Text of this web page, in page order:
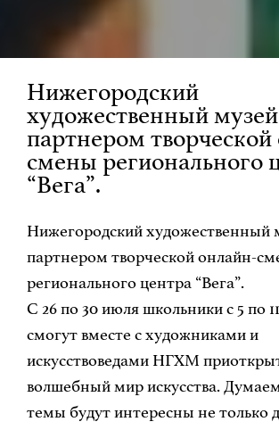
Нижегородский
художественный музей
партнером
смены регионального
“Вега”.
Нижегородский художественный
партнером творческой онлайн-
регионального центра “Вега”.
С 26 по 30 июля школьники с 5 по
смогут вместе с художниками и
искусствоведами НГХМ
волшебный мир искусства.
темы будут интересны не только